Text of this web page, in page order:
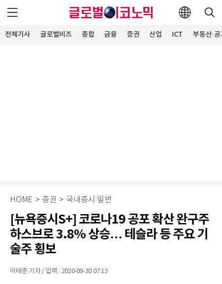
전체기사 글로벌비즈 종합 금융 증권 산업 ICT 부동산·
HOME > 증권 > 국내증시 일반
[뉴욕증시S+] 코로나19 공포 확산 완구주
하스브로 3.8% 상승… 테슬라 등 주요 기
술주 횡보
이태준 기자 / 입력 : 2020-09-30 07:13